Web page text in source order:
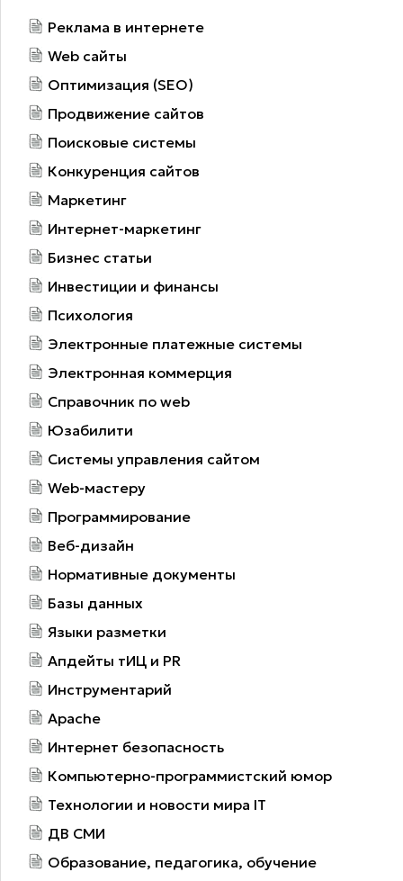
Реклама в интернете
Web сайты
Оптимизация (SEO)
Продвижение сайтов
Поисковые системы
Конкуренция сайтов
Маркетинг
Интернет-маркетинг
Бизнес статьи
Инвестиции и финансы
Психология
Электронные платежные системы
Электронная коммерция
Справочник по web
Юзабилити
Системы управления сайтом
Web-мастеру
Программирование
Веб-дизайн
Нормативные документы
Базы данных
Языки разметки
Апдейты тИЦ и PR
Инструментарий
Apache
Интернет безопасность
Компьютерно-программистский юмор
Технологии и новости мира IT
ДВ СМИ
Образование, педагогика, обучение